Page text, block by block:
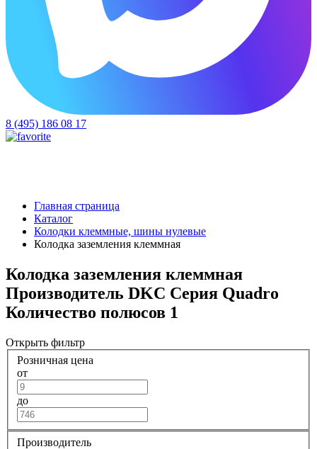
8 (495) 186 08 17
Главная страница
Каталог
Колодки клеммные, шины нулевые
Колодка заземления клеммная
Колодка заземления клеммная
Производитель DKC Серия Quadro
Количество полюсов 1
Открыть фильтр
Розничная цена
от
до
Производитель